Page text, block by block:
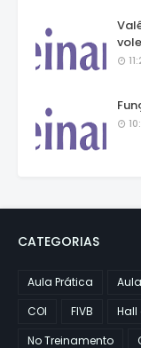
CATEGORIAS
Aula Prática
COI
FIVB
No Treinamento